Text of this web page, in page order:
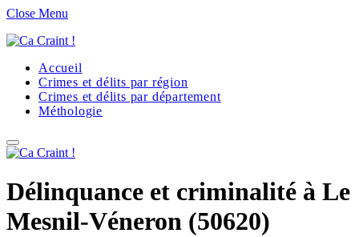
Close Menu
Accueil
Crimes et délits par région
Crimes et délits par département
Méthologie
Délinquance et criminalité à Le
Mesnil-Véneron (50620)